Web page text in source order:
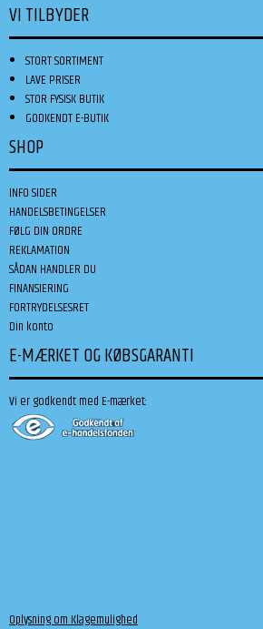
VI TILBYDER
STORT SORTIMENT
LAVE PRISER
STOR FYSISK BUTIK
GODKENDT E-BUTIK
SHOP
INFO SIDER
HANDELSBETINGELSER
FØLG DIN ORDRE
REKLAMATION
SÅDAN HANDLER DU
FINANSIERING
FORTRYDELSESRET
Din konto
E-MÆRKET OG KØBSGARANTI
Vi er godkendt med E-mærket:
Oplysning om Klagemulighed